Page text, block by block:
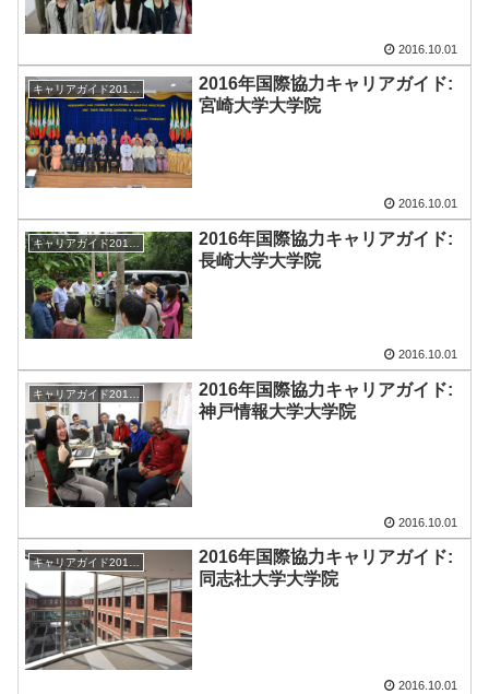
2016.10.01
キャリアガイド2016-17
2016年国際協力キャリアガイド:
宮崎大学大学院
2016.10.01
キャリアガイド2016-17
2016年国際協力キャリアガイド:
長崎大学大学院
2016.10.01
2016年国際協力キャリアガイド:
神戸情報大学大学院
2016.10.01
2016年国際協力キャリアガイド:
同志社大学大学院
2016.10.01